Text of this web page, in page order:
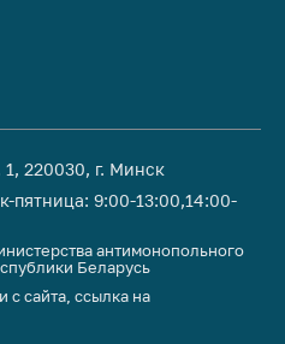
220030, г. Минск
пятница: 9:00-13:00,14:00-
антимонопольного
Беларусь
сайта, ссылка на